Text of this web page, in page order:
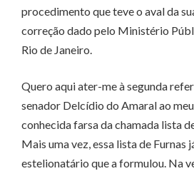
procedimento que teve o aval da
correção dado pelo Ministério
Rio de Janeiro.
Quero aqui ater-me à segunda
senador Delcídio do Amaral ao
conhecida farsa da chamada lista
Mais uma vez, essa lista de Furnas
estelionatário que a formulou. Na